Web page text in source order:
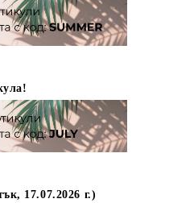
17.07.2026 г.)